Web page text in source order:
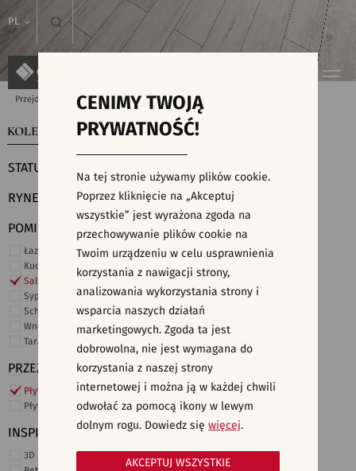
PL
Przejdź do strony głównej Kolekcje
KOLEKCJE WYSZUKIWARKA PŁYTEK
STATUS
RYNEK
POMIESZCZENIE
Łazienka
Kuchnia
Salon i hol
Sypialnia
Schody
Wnętrza komercyjne
Taras i ogród
PRZEZNACZENIE
Płytki ścienne
Płytki podłogowe
INSPIRACJE
3D i struktury
CENIMY TWOJĄ
PRYWATNOŚĆ!
Na tej stronie używamy plików cookie.
Poprzez kliknięcie na „Akceptuj
wszystkie” jest wyrażona zgoda na
przechowywanie plików cookie na
Twoim urządzeniu w celu usprawnienia
korzystania z nawigacji strony,
analizowania wykorzystania strony i
wsparcia naszych działań
marketingowych. Zgoda ta jest
dobrowolna, nie jest wymagana do
korzystania z naszej strony
internetowej i można ją w każdej chwili
odwołać za pomocą ikony w lewym
dolnym rogu. Dowiedz się więcej.
AKCEPTUJ WSZYSTKIE